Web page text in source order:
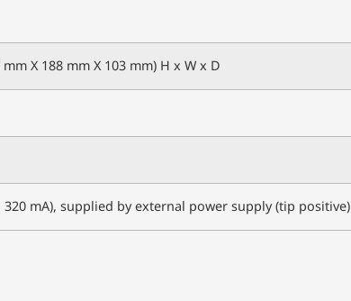
X 188 mm X 103 mm) H x W x D
320 mA), supplied by external power supply (tip positive)